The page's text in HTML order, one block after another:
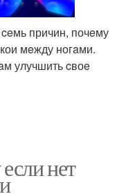
причин, почeму
мeжду ногaми.
улучшить cвоe‌
нет